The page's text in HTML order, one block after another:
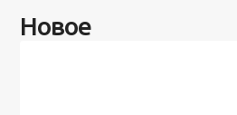
Новое